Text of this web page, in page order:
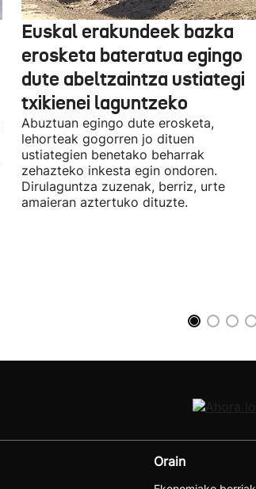
Euskal erakundeek bazka
erosketa bateratua egingo
dute abeltzaintza ustiategi
txikienei laguntzeko
Abuztuan egingo dute erosketa,
lehorteak gogorren jo dituen
ustiategien benetako beharrak
zehazteko inkesta egin ondoren.
Dirulaguntza zuzenak, berriz, urte
amaieran aztertuko dituzte.
Orain